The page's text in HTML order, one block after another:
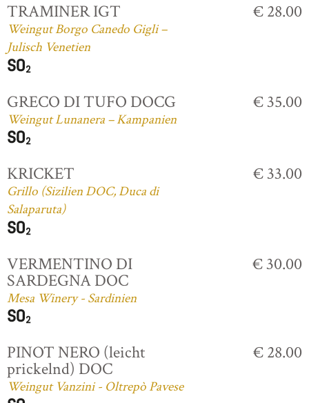
TRAMINER IGT
Weingut Borgo Canedo Gigli –
Julisch Venetien
€ 28.00
GRECO DI TUFO DOCG
Weingut Lunanera – Kampanien
€ 35.00
KRICKET
Grillo (Sizilien DOC, Duca di
Salaparuta)
€ 33.00
VERMENTINO DI
SARDEGNA DOC
Mesa Winery - Sardinien
€ 30.00
PINOT NERO (leicht
prickelnd) DOC
Weingut Vanzini - Oltrepò Pavese
€ 28.00